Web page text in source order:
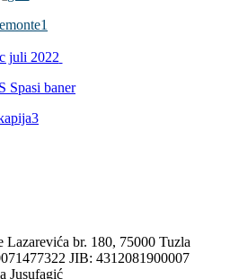
br. 180, 75000 Tuzla
JIB: 4312081900007
Jusufagić